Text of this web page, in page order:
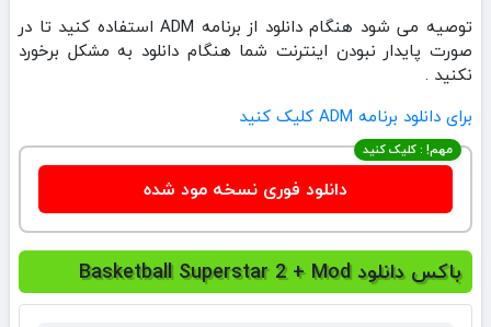
توصیه می شود هنگام دانلود از برنامه ADM استفاده کنید تا در
صورت پایدار نبودن اینترنت شما هنگام دانلود به مشکل برخورد
نکنید .
برای دانلود برنامه ADM کلیک کنید
مهم! : کلیک کنید
دانلود فوری نسخه مود شده
باکس دانلود Basketball Superstar 2 + Mod